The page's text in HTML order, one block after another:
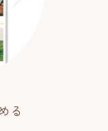
る